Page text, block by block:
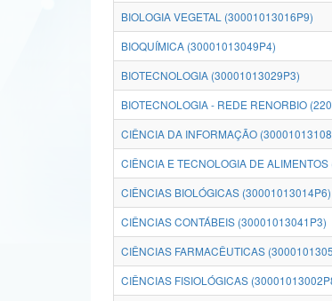
BIOLOGIA VEGETAL (30001013016P9)
BIOQUÍMICA (30001013049P4)
BIOTECNOLOGIA (30001013029P3)
BIOTECNOLOGIA - REDE RENORBIO
CIÊNCIA DA INFORMAÇÃO
CIÊNCIA E TECNOLOGIA DE
CIÊNCIAS BIOLÓGICAS (30001013014P6)
CIÊNCIAS CONTÁBEIS (30001013041P3)
CIÊNCIAS FARMACÊUTICAS
CIÊNCIAS FISIOLÓGICAS